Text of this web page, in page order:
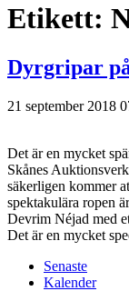
Etikett:
Dyrgripar
21 september 2018
Det är en mycket
Skånes
säkerligen kommer
spektakulära ropen
Devrim Néjad med
Det är en mycket
Senaste
Kalender